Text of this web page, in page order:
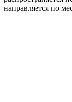
направляется по